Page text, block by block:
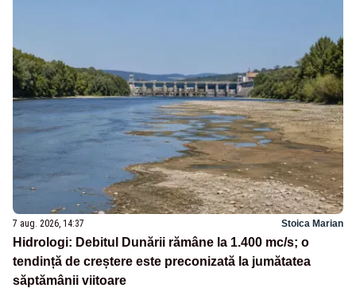
7 aug. 2026, 14:37 Stoica Marian
Hidrologi: Debitul Dunării rămâne la 1.400 mc/s; o
tendință de creștere este preconizată la jumătatea
săptămânii viitoare